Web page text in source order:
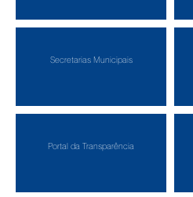
Secretarias Municipais
Portal da Transparência